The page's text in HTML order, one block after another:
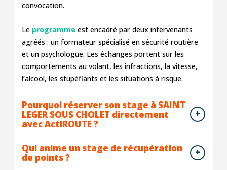
convocation.
Le programme est encadré par deux intervenants
agréés : un formateur spécialisé en sécurité routière
et un psychologue. Les échanges portent sur les
comportements au volant, les infractions, la vitesse,
l’alcool, les stupéfiants et les situations à risque.
Pourquoi réserver son stage à SAINT
LEGER SOUS CHOLET directement
avec ActiROUTE ?
Qui anime un stage de récupération
de points ?